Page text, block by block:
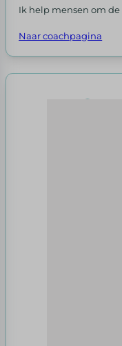
Ik help mensen om
Naar coachpagina